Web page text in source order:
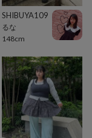
SHIBUYA109
るな
148cm